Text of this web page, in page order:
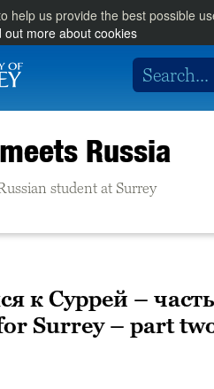
help us provide the best possible
out more about cookies
Russia
student at Surrey
к Суррей –
Surrey – part